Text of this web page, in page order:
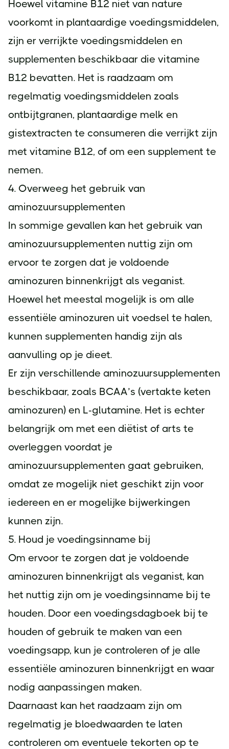
Hoewel vitamine B12 niet van nature
voorkomt in plantaardige voedingsmiddelen,
zijn er verrijkte voedingsmiddelen en
supplementen beschikbaar die vitamine
B12 bevatten. Het is raadzaam om
regelmatig voedingsmiddelen zoals
ontbijtgranen, plantaardige melk en
gistextracten te consumeren die verrijkt zijn
met vitamine B12, of om een supplement te
nemen.
4. Overweeg het gebruik van
aminozuursupplementen
In sommige gevallen kan het gebruik van
aminozuursupplementen nuttig zijn om
ervoor te zorgen dat je voldoende
aminozuren binnenkrijgt als veganist.
Hoewel het meestal mogelijk is om alle
essentiële aminozuren uit voedsel te halen,
kunnen supplementen handig zijn als
aanvulling op je dieet.
Er zijn verschillende aminozuursupplementen
beschikbaar, zoals BCAA’s (vertakte keten
aminozuren) en L-glutamine. Het is echter
belangrijk om met een diëtist of arts te
overleggen voordat je
aminozuursupplementen gaat gebruiken,
omdat ze mogelijk niet geschikt zijn voor
iedereen en er mogelijke bijwerkingen
kunnen zijn.
5. Houd je voedingsinname bij
Om ervoor te zorgen dat je voldoende
aminozuren binnenkrijgt als veganist, kan
het nuttig zijn om je voedingsinname bij te
houden. Door een voedingsdagboek bij te
houden of gebruik te maken van een
voedingsapp, kun je controleren of je alle
essentiële aminozuren binnenkrijgt en waar
nodig aanpassingen maken.
Daarnaast kan het raadzaam zijn om
regelmatig je bloedwaarden te laten
controleren om eventuele tekorten op te